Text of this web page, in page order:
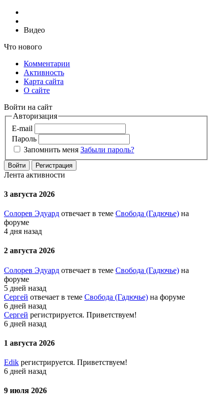
Видео
Что нового
Комментарии
Активность
Карта сайта
О сайте
Войти на сайт
Авторизация
E-mail
Пароль
Запомнить меня Забыли пароль?
Войти Регистрация
Лента активности
3 августа 2026
Солорев Эдуард отвечает в теме Свобода (Гадючье) на
форуме
4 дня назад
2 августа 2026
Солорев Эдуард отвечает в теме Свобода (Гадючье) на
форуме
5 дней назад
Сергей отвечает в теме Свобода (Гадючье) на форуме
6 дней назад
Сергей регистрируется. Приветствуем!
6 дней назад
1 августа 2026
Edik регистрируется. Приветствуем!
6 дней назад
9 июля 2026